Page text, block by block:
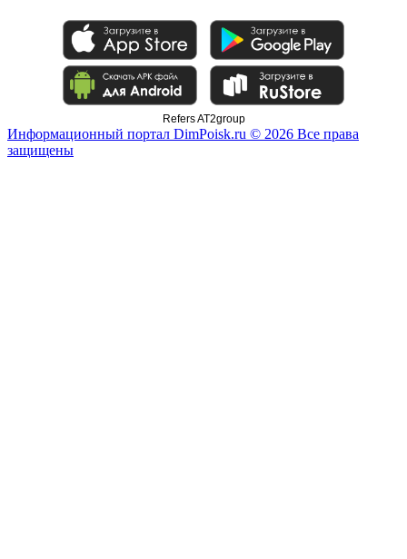
Refers AT2group
Информационный портал DimPoisk.ru © 2026 Все права
защищены